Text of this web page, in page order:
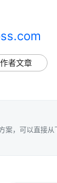
者文章
案，可以直接从